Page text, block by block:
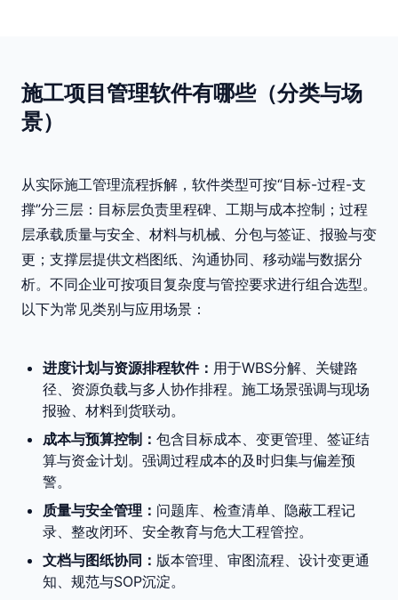
施工项目管理软件有哪些（分类与场
景）
从实际施工管理流程拆解，软件类型可按“目标-过程-支
撑”分三层：目标层负责里程碑、工期与成本控制；过程
层承载质量与安全、材料与机械、分包与签证、报验与变
更；支撑层提供文档图纸、沟通协同、移动端与数据分
析。不同企业可按项目复杂度与管控要求进行组合选型。
以下为常见类别与应用场景：
进度计划与资源排程软件： 用于WBS分解、关键路
径、资源负载与多人协作排程。施工场景强调与现场
报验、材料到货联动。
成本与预算控制： 包含目标成本、变更管理、签证结
算与资金计划。强调过程成本的及时归集与偏差预
警。
质量与安全管理： 问题库、检查清单、隐蔽工程记
录、整改闭环、安全教育与危大工程管控。
文档与图纸协同： 版本管理、审图流程、设计变更通
知、规范与SOP沉淀。